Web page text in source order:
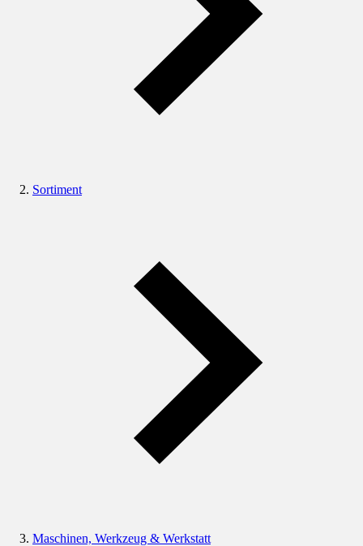
Sortiment
Maschinen, Werkzeug & Werkstatt